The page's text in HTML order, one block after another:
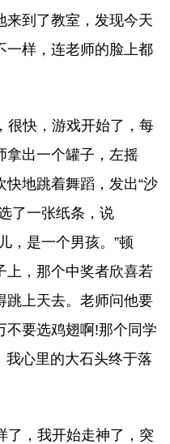
来到了教室，发现今天
一样，连老师的脸上都
很快，游戏开始了，每
拿出一个罐子，左摇
地跳着舞蹈，发出“沙
了一张纸条，说
，是一个男孩。”顿
上，那个中奖者欣喜若
跳上天去。老师问他要
不要选鸡翅啊!那个同学
我心里的大石头终于落
了，我开始走神了，突